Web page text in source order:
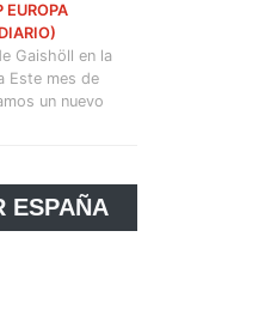
EUROPA
Gaishöll en la
Este mes de
un nuevo
ESPAÑA